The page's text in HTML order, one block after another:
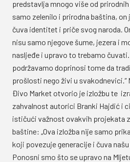
predstavlja mnogo više od
samo zelenilo i prirodna baština,
čuva identitet i priče svog naroda.
nisu samo njegove šume, jezera i
nasljeđe i upravo to trebamo
podržavamo doprinosi tome da
prošlosti nego živi u svakodnevici.“
Đivo Market otvorio je izložbu te
zahvalnost autorici Branki Hajdić i
ističući važnost ovakvih projekata
baštine: „Ova izložba nije samo
koji povezuje generacije i čuva
Ponosni smo što se upravo na